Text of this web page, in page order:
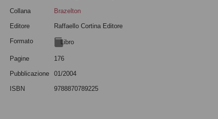
Collana Brazelton
Editore Raffaello Cortina Editore
Formato Libro
Pagine 176
Pubblicazione 01/2004
ISBN 9788870789225